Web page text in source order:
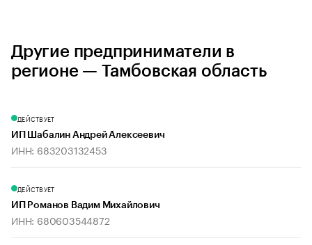
Другие предприниматели в
регионе — Тамбовская область
ДЕЙСТВУЕТ
ИП Шабалин Андрей Алексеевич
ИНН: 683203132453
ДЕЙСТВУЕТ
ИП Романов Вадим Михайлович
ИНН: 680603544872